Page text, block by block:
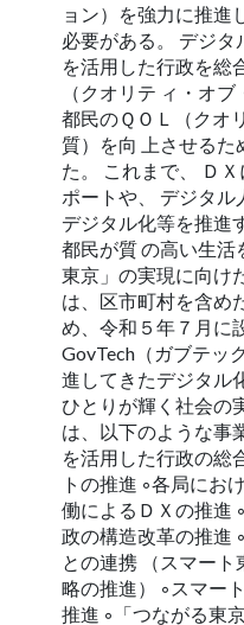
ョン）を強力に推進
必要がある。 デジ
を活用した行政を総
（クオリテ ィ・オ
都民のＱＯＬ（クオ
質）を向 上させる
た。 これまで、 Ｄ
ポートや、 デジタ
デジタル化等を推進
都民が質 の高い生活
東京」の実現に向け
は、区市町村を含め
め、令和５年７月に
GovTech（ガブテッ
進してきたデジタル
ひとりが輝く社会の
は、以下のような事
を活用した行政の総
トの推進 ◦各局にお
働によるＤＸの推進
政の構造改革の推進
との連携 （スマー
略の推進） ◦スマー
推進 ◦「つながる東